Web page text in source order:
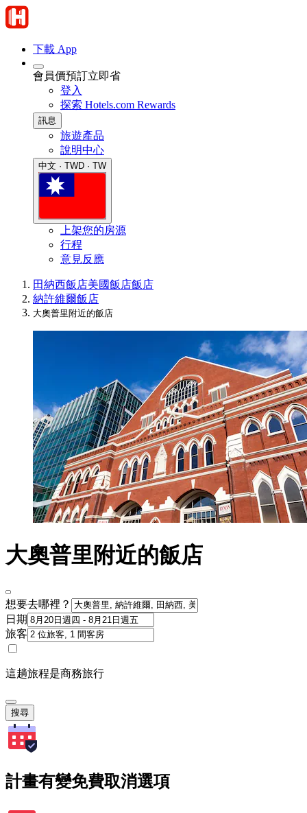
下載 App
會員價預訂立即省
登入
探索 Hotels.com Rewards
訊息
旅遊產品
說明中心
中文 · TWD · TW
上架您的房源
行程
意見反應
田納西飯店美國飯店飯店
納許維爾飯店
大奧普里附近的飯店
大奧普里附近的飯店
想要去哪裡？
日期
旅客
這趟旅程是商務旅行
搜尋
計畫有變免費取消選項